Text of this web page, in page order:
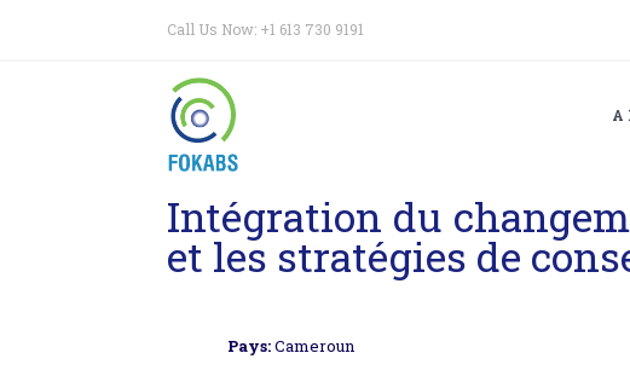
Call Us Now: +1 613 730 9191
A
Intégration du
et les stratégies de
Pays:Cameroun